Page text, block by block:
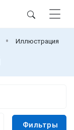
Иллюстрация
Фильтры